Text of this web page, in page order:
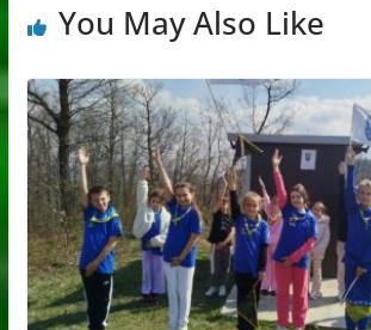
You May Also Like